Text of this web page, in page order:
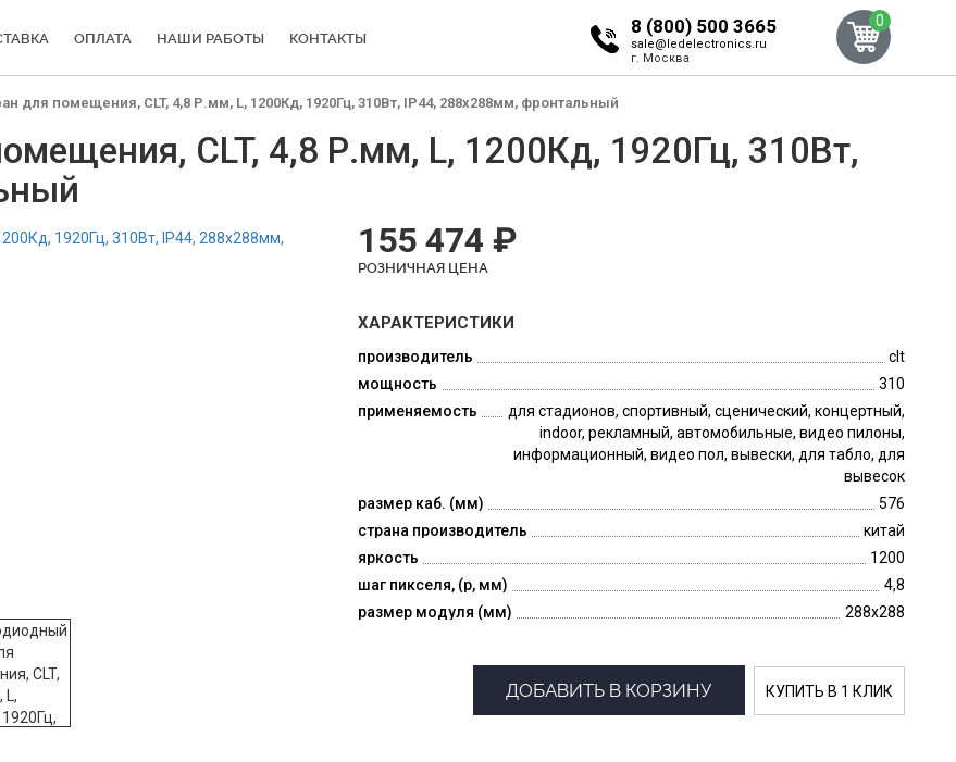
ОПЛАТА НАШИ РАБОТЫ КОНТАКТЫ
8 (800) 500 3665
sale@ledelectronics.ru
г. Москва
0
для помещения, CLT, 4,8 Р.мм, L, 1200Кд, 1920Гц, 310Вт, IP44, 288x288мм, фронтальный
CLT, 4,8 Р.мм, L, 1200Кд, 1920Гц, 310Вт,
155 474 ₽
РОЗНИЧНАЯ ЦЕНА
ХАРАКТЕРИСТИКИ
производитель
clt
мощность
310
применяемость
для стадионов, спортивный, сценический, концертный,
indoor, рекламный, автомобильные, видео пилоны,
информационный, видео пол, вывески, для табло, для
вывесок
размер каб. (мм)
576
страна производитель
китай
яркость
1200
шаг пикселя, (p, мм)
4,8
размер модуля (мм)
288x288
ДОБАВИТЬ В КОРЗИНУ КУПИТЬ В 1 КЛИК